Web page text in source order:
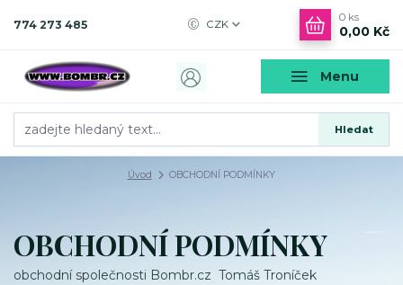
Menu
CZK
Hledat
774 273 485
0 ks
0,00 Kč
Úvod OBCHODNÍ PODMÍNKY
OBCHODNÍ PODMÍNKY
obchodní společnosti Bombr.cz Tomáš Troníček